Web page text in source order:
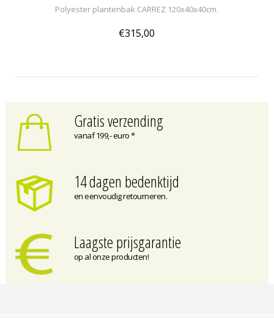
Polyester plantenbak CARREZ 120x40x40cm.
€315,00
Gratis verzending
vanaf 199,- euro *
14 dagen bedenktijd
en eenvoudig retourneren.
Laagste prijsgarantie
op al onze producten!